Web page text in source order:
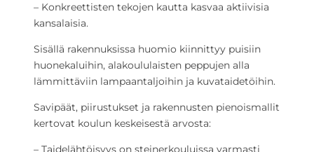
– Konkreettisten tekojen kautta kasvaa aktiivisia
kansalaisia.
Sisällä rakennuksissa huomio kiinnittyy puisiin
huonekaluihin, alakoululaisten peppujen alla
lämmittäviin lampaantaljoihin ja kuvataidetöihin.
Savipäät, piirustukset ja rakennusten pienoismallit
kertovat koulun keskeisestä arvosta:
– Taidelähtöisyys on steinerkouluissa varmasti